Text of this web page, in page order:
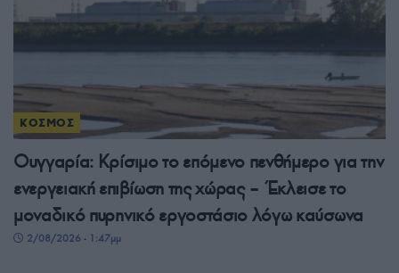
ΚΟΣΜΟΣ
Ουγγαρία: Κρίσιμο το επόμενο πενθήμερο για την
ενεργειακή επιβίωση της χώρας – Έκλεισε το
μοναδικό πυρηνικό εργοστάσιο λόγω καύσωνα
2/08/2026 - 1:47μμ